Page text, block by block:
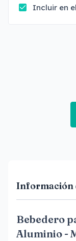
Incluir en
Información
Bebedero
Aluminio -